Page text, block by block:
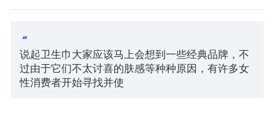
说起卫生巾大家应该马上会想到一些经典品牌，不
过由于它们不太讨喜的肤感等种种原因，有许多女
性消费者开始寻找并使